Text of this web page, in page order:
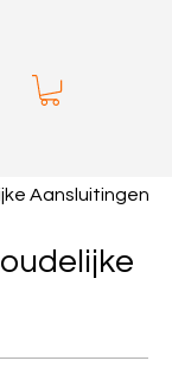
Aansluitingen